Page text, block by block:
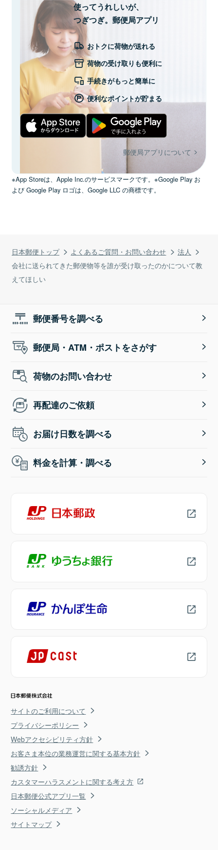
日本郵便トップ よくあるご質問・お問い合わせ
法人
会社に送られてきた郵便物等を誰が受け取ったのかについて教
えてほしい
使ってうれしいが、
つぎつぎ。郵便局アプリ
おトクに荷物が送れる
荷物の受け取りも便利に
手続きがもっと簡単に
便利なポイントが貯まる
郵便局アプリについて
※App Storeは、Apple Inc.のサービスマークです。※Google Play お
よび Google Play ロゴは、Google LLC の商標です。
郵便番号を調べる
郵便局・ATM・ポストをさがす
荷物のお問い合わせ
再配達のご依頼
お届け日数を調べる
料金を計算・調べる
サイトのご利用について
プライバシーポリシー
Webアクセシビリティ方針
お客さま本位の業務運営に関する基本方針
勧誘方針
カスタマーハラスメントに関する考え方
日本郵便公式アプリ一覧
ソーシャルメディア
サイトマップ